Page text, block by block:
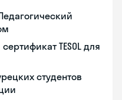
TESOL для
студентов